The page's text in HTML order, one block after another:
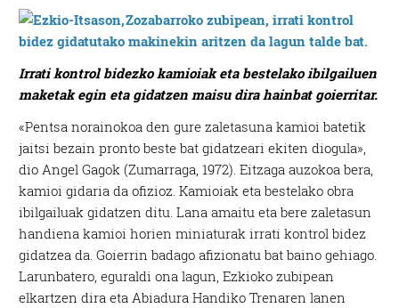
Irrati kontrol bidezko kamioiak eta bestelako ibilgailuen
maketak egin eta gidatzen maisu dira hainbat goierritar.
«Pentsa norainokoa den gure zaletasuna kamioi batetik
jaitsi bezain pronto beste bat gidatzeari ekiten diogula»,
dio Angel Gagok (Zumarraga, 1972). Eitzaga auzokoa bera,
kamioi gidaria da ofizioz. Kamioiak eta bestelako obra
ibilgailuak gidatzen ditu. Lana amaitu eta bere zaletasun
handiena kamioi horien miniaturak irrati kontrol bidez
gidatzea da. Goierrin badago afizionatu bat baino gehiago.
Larunbatero, eguraldi ona lagun, Ezkioko zubipean
elkartzen dira eta Abiadura Handiko Trenaren lanen